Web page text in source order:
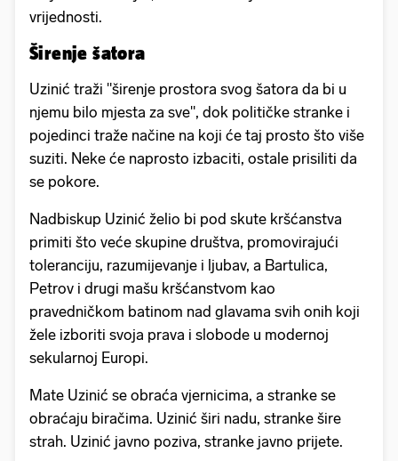
vrijednosti.
Širenje šatora
Uzinić traži "širenje prostora svog šatora da bi u
njemu bilo mjesta za sve", dok političke stranke i
pojedinci traže načine na koji će taj prosto što više
suziti. Neke će naprosto izbaciti, ostale prisiliti da
se pokore.
Nadbiskup Uzinić želio bi pod skute kršćanstva
primiti što veće skupine društva, promovirajući
toleranciju, razumijevanje i ljubav, a Bartulica,
Petrov i drugi mašu kršćanstvom kao
pravedničkom batinom nad glavama svih onih koji
žele izboriti svoja prava i slobode u modernoj
sekularnoj Europi.
Mate Uzinić se obraća vjernicima, a stranke se
obraćaju biračima. Uzinić širi nadu, stranke šire
strah. Uzinić javno poziva, stranke javno prijete.